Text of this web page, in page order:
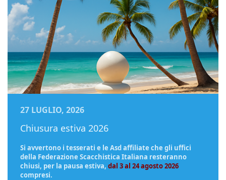
27 LUGLIO, 2026
Chiusura estiva 2026
Si avvertono i tesserati e le Asd affiliate che gli uffici
della Federazione Scacchistica Italiana resteranno
chiusi, per la pausa estiva, dal 3 al 24 agosto 2026
compresi.